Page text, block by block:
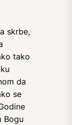
skrbe,
tako
da
se
Bogu